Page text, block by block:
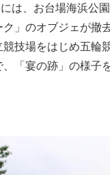
は、お台場海浜公
ク」のオブジェが撤
競技場をはじめ五輪
「宴の跡」の様子